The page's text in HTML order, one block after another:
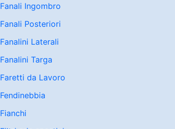
Fanali Ingombro
Fanali Posteriori
Fanalini Laterali
Fanalini Targa
Faretti da Lavoro
Fendinebbia
Fianchi